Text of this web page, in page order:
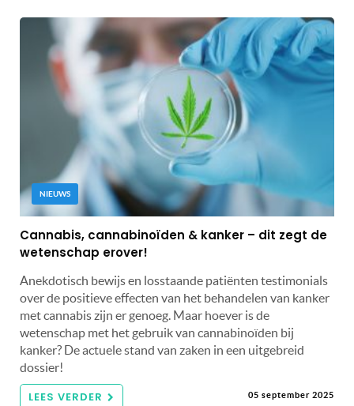
NIEUWS
Cannabis, cannabinoïden & kanker – dit zegt de
wetenschap erover!
Anekdotisch bewijs en losstaande patiënten testimonials
over de positieve effecten van het behandelen van kanker
met cannabis zijn er genoeg. Maar hoever is de
wetenschap met het gebruik van cannabinoïden bij
kanker? De actuele stand van zaken in een uitgebreid
dossier!
LEES VERDER 05 september 2025